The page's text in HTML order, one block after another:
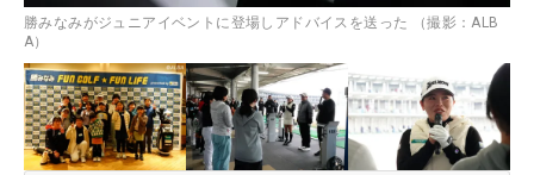
勝みなみがジュニアイベントに登場しアドバイスを送った （撮影：ALB
A）